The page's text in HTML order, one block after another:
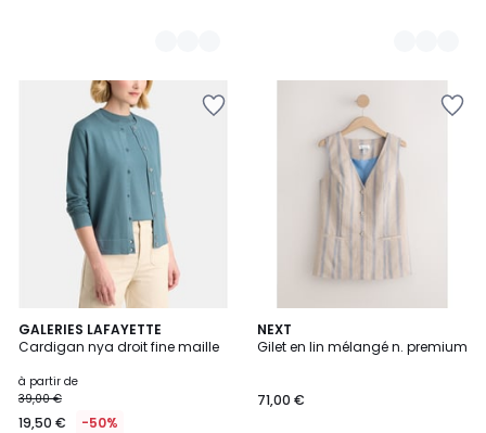
GALERIES LAFAYETTE
Cardigan nya droit fine maille
à partir de
39,00 €
19,50 € -50%
5
/
10
Couleurs
NEXT
Gilet en lin mélangé n. premium
71,00 €
3
Couleurs